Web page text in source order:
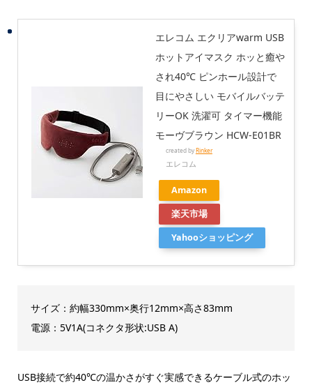
エレコム エクリアwarm USB
ホットアイマスク ホッと癒や
され40℃ ピンホール設計で
目にやさしい モバイルバッテ
リーOK 洗濯可 タイマー機能
モーヴブラウン HCW-E01BR
created byRinker
エレコム
Amazon
楽天市場
Yahooショッピング
サイズ：約幅330mm×奥行12mm×高さ83mm
電源：5V1A(コネクタ形状:USB A)
USB接続で約40℃の温かさがすぐ実感できるケーブル式のホッ